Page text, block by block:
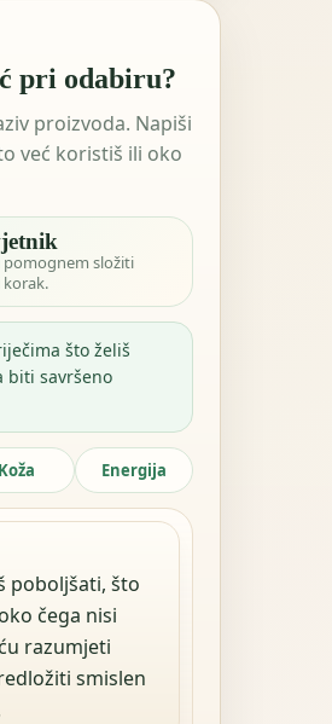
pri odabiru?
proizvoda. Napiši
već koristiš ili oko
pomognem složiti
što želiš
biti savršeno
Koža Energija
poboljšati, što
čega nisi
razumjeti
smislen